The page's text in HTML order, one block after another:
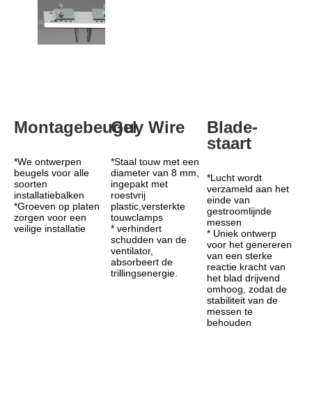
Montagebeugel
*We ontwerpen
beugels voor alle
soorten
installatiebalken
*Groeven op platen
zorgen voor een
veilige installatie
Guy Wire
*Staal touw met een
diameter van 8 mm,
ingepakt met
roestvrij
plastic,versterkte
touwclamps
* verhindert
schudden van de
ventilator,
absorbeert de
trillingsenergie.
Blade-
staart
*Lucht wordt
verzameld aan het
einde van
gestroomlijnde
messen
* Uniek ontwerp
voor het genereren
van een sterke
reactie kracht van
het blad drijvend
omhoog, zodat de
stabiliteit van de
messen te
behouden